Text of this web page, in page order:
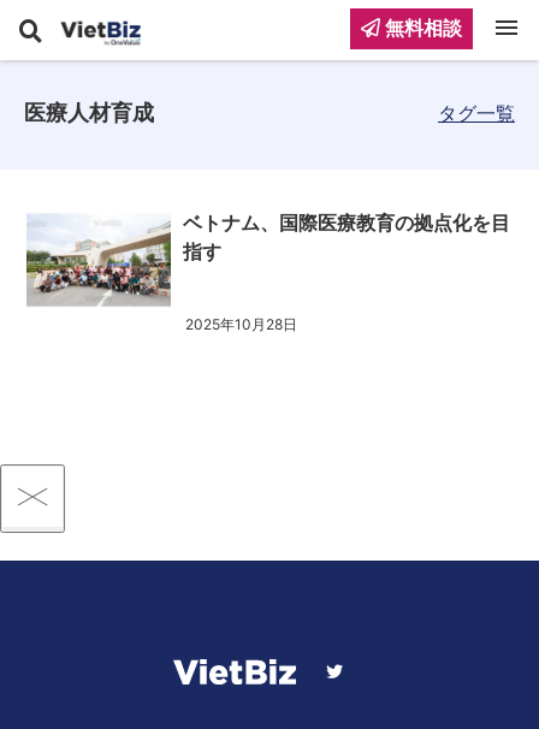
医療人材育成 タグ一覧
ベトナム、国際医療教育の拠点化を目
指す
2025年10月28日
無料相談 menu